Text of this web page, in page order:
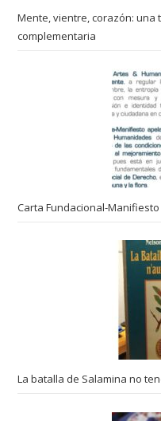
Mente, vientre, corazón: una
complementaria
Carta Fundacional-
La batalla de Salamina no